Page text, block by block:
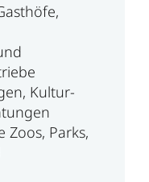
Kultur-
Zoos, Parks,